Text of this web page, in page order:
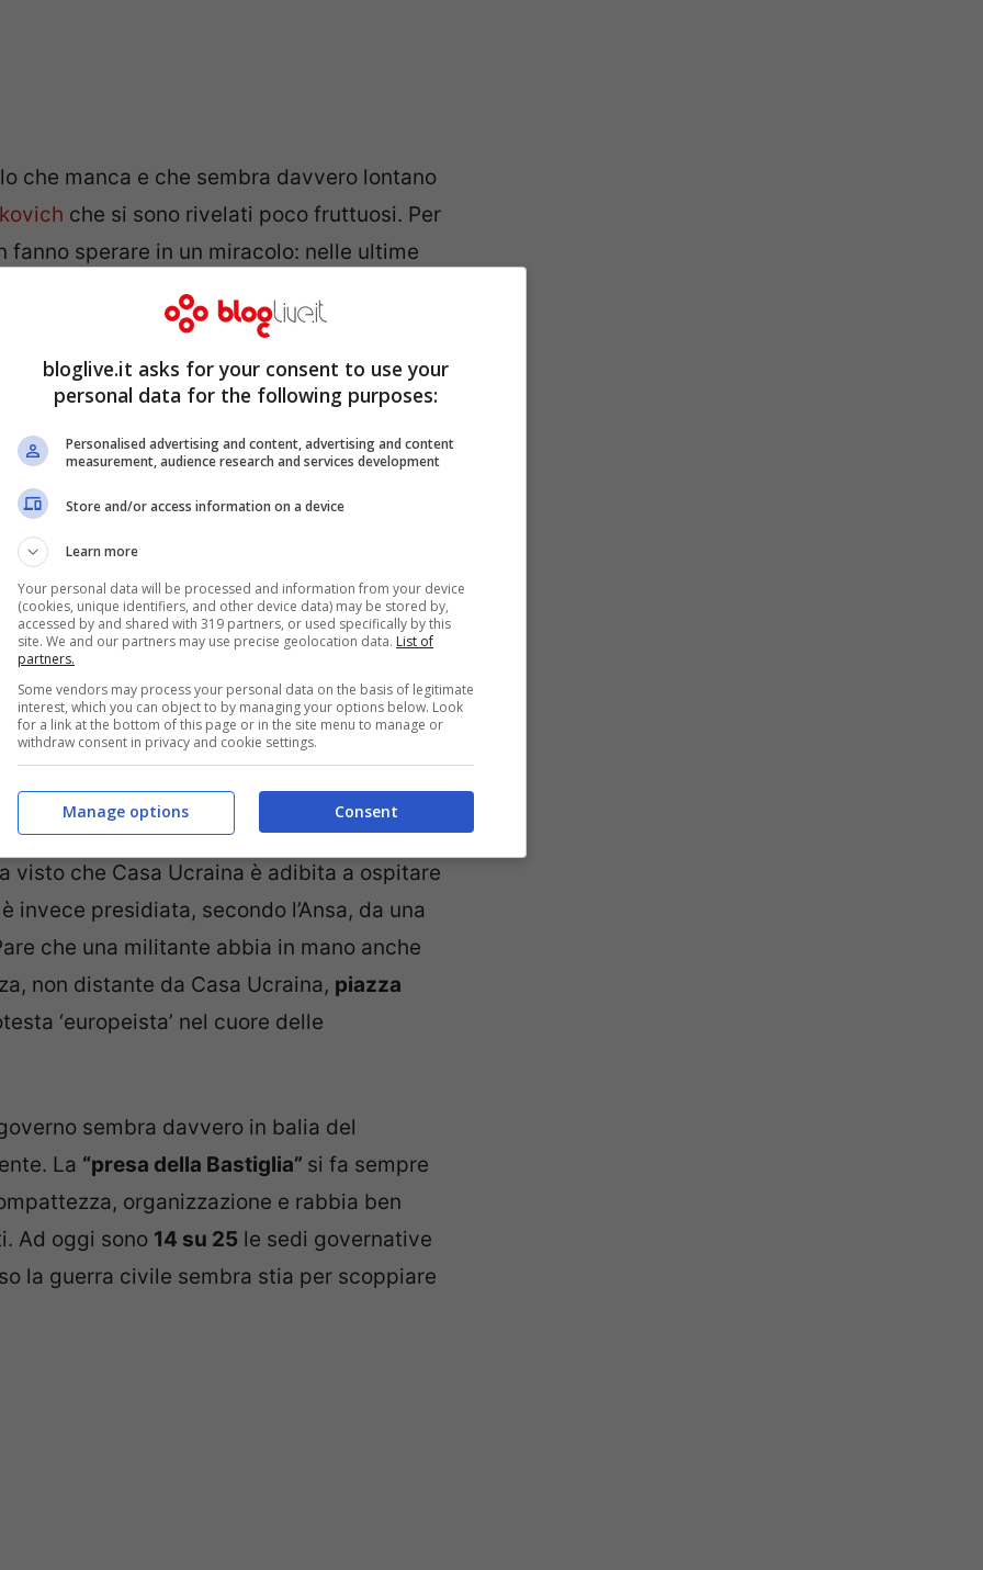
che manca e che sembra davvero lontano
che si sono rivelati poco fruttuosi. Per
fanno sperare in un miracolo: nelle ultime
ex museo di Lenin
costringendo alla fuga circa 200
del palazzo. L’abbandono dell’edificio da
sono grazie all’intervento del’ex
E proprio durante gli scontri secondo
sono rimasti feriti due poliziotti: uno
una ferita all’anca.
visto che Casa Ucraina è adibita a ospitare
invece presidiata, secondo l’Ansa, da una
che una militante abbia in mano anche
non distante da Casa Ucraina, piazza
‘europeista’ nel cuore delle
sembra davvero in balia del
La “presa della Bastiglia” si fa sempre
organizzazione e rabbia ben
Ad oggi sono 14 su 25 le sedi governative
la guerra civile sembra stia per scoppiare
bloglive.it asks for your consent to use your
personal data for the following purposes:
Personalised advertising and content, advertising and content
measurement, audience research and services development
Store and/or access information on a device
Learn more
Your personal data will be processed and information from your device
(cookies, unique identifiers, and other device data) may be stored by,
accessed by and shared with 319 partners, or used specifically by this
site. We and our partners may use precise geolocation data. List of
partners.
Some vendors may process your personal data on the basis of legitimate
interest, which you can object to by managing your options below. Look
for a link at the bottom of this page or in the site menu to manage or
withdraw consent in privacy and cookie settings.
Consent
Manage options